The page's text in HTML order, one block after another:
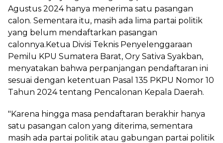
Agustus 2024 hanya menerima satu pasangan
calon. Sementara itu, masih ada lima partai politik
yang belum mendaftarkan pasangan
calonnya.Ketua Divisi Teknis Penyelenggaraan
Pemilu KPU Sumatera Barat, Ory Sativa Syakban,
menyatakan bahwa perpanjangan pendaftaran ini
sesuai dengan ketentuan Pasal 135 PKPU Nomor 10
Tahun 2024 tentang Pencalonan Kepala Daerah.
"Karena hingga masa pendaftaran berakhir hanya
satu pasangan calon yang diterima, sementara
masih ada partai politik atau gabungan partai politik